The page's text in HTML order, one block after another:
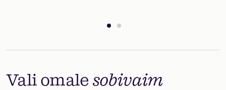
Vali omale sobivaim